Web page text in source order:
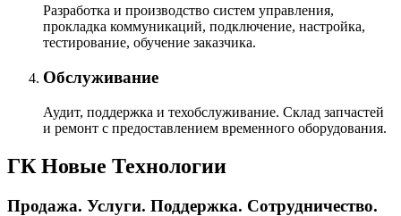
Разработка и производство систем управления,
прокладка коммуникаций, подключение, настройка,
тестирование, обучение заказчика.
Обслуживание
Аудит, поддержка и техобслуживание. Склад запчастей
и ремонт с предоставлением временного оборудования.
ГК Новые Технологии
Продажа. Услуги. Поддержка. Сотрудничество.